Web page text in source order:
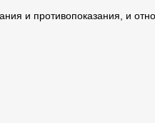
и противопоказания, и